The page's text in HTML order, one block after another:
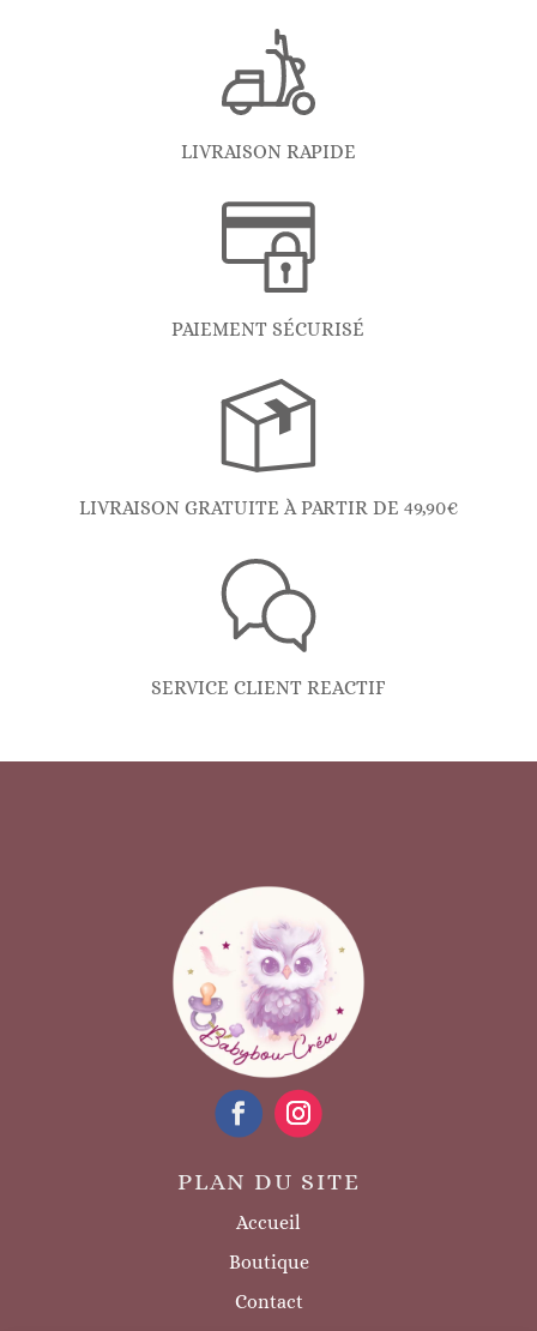
LIVRAISON RAPIDE
PAIEMENT SÉCURISÉ
LIVRAISON GRATUITE À PARTIR DE 49,90€
SERVICE CLIENT REACTIF
PLAN DU SITE
Accueil
Boutique
Contact